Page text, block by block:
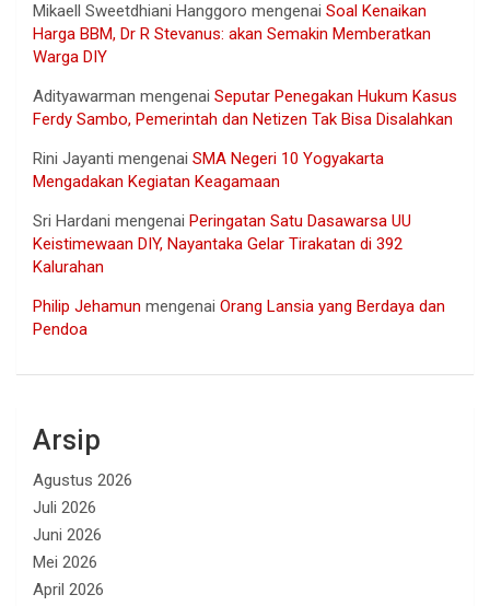
Mikaell Sweetdhiani Hanggoro mengenai Soal Kenaikan
Harga BBM, Dr R Stevanus: akan Semakin Memberatkan
Warga DIY
Adityawarman mengenai Seputar Penegakan Hukum Kasus
Ferdy Sambo, Pemerintah dan Netizen Tak Bisa Disalahkan
Rini Jayanti mengenai SMA Negeri 10 Yogyakarta
Mengadakan Kegiatan Keagamaan
Sri Hardani mengenai Peringatan Satu Dasawarsa UU
Keistimewaan DIY, Nayantaka Gelar Tirakatan di 392
Kalurahan
Philip Jehamun mengenai Orang Lansia yang Berdaya dan
Pendoa
Arsip
Agustus 2026
Juli 2026
Juni 2026
Mei 2026
April 2026